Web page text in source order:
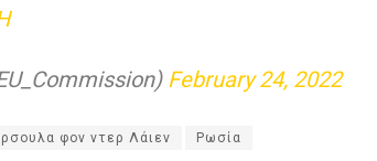
February 24, 2022
φον ντερ Λάιεν Ρωσία